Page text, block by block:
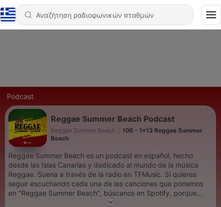
Podcast
Reggae Summer Beach Podcast
Reggae Summer Beach
106 - 1x13 Reggae Summer
Beach
Reggae Summer Beach es un podcast en español, hecho
desde las Islas Canarias y dedicado al mundo de la música
Reggae. Suena a través de la radio en TFMusic. Si quieres
seguir escuchando cada una de las canciones que ponemos
en "Reggae Summer Beach", búscanos en Spotify, porque
somos el mayor playlist de música Reggae en Spotify, con una